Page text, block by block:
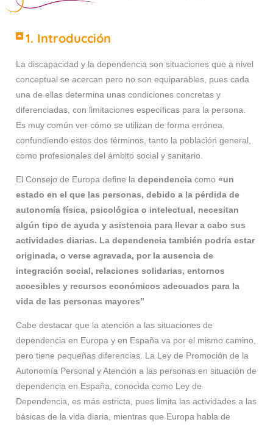
1. Introducción
La discapacidad y la dependencia son situaciones que a nivel
conceptual se acercan pero no son equiparables, pues cada
una de ellas determina unas condiciones concretas y
diferenciadas, con limitaciones específicas para la persona.
Es muy común ver cómo se utilizan de forma errónea,
confundiendo estos dos términos, tanto la población general,
como profesionales del ámbito social y sanitario.
El Consejo de Europa define la dependencia como «un
estado en el que las personas, debido a la pérdida de
autonomía física, psicológica o intelectual, necesitan
algún tipo de ayuda y asistencia para llevar a cabo sus
actividades diarias. La dependencia también podría estar
originada, o verse agravada, por la ausencia de
integración social, relaciones solidarias, entornos
accesibles y recursos económicos adecuados para la
vida de las personas mayores”
Cabe destacar que la atención a las situaciones de
dependencia en Europa y en España va por el mismo camino,
pero tiene pequeñas diferencias. La Ley de Promoción de la
Autonomía Personal y Atención a las personas en situación de
dependencia en España, conocida como Ley de
Dependencia, es más estricta, pues limita las actividades a las
básicas de la vida diaria, mientras que Europa habla de